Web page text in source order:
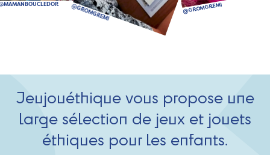
Jeujouéthique vous propose une
large sélection de jeux et jouets
éthiques pour les enfants.